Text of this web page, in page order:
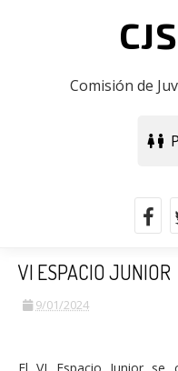
Comisión de
VI ESPACIO JUNIOR
9/01/2024